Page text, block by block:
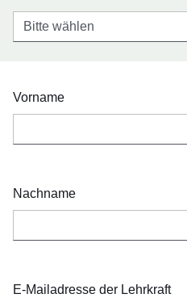
Anrede
Vorname
Nachname
E-Mailadresse der Lehrkraft